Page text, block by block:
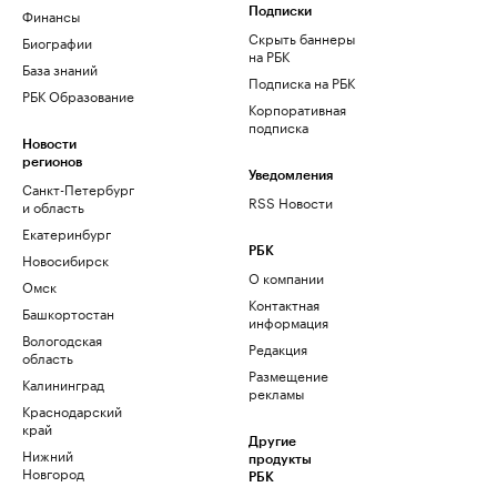
Финансы
Биографии
База знаний
РБК Образование
Новости
регионов
Санкт-Петербург
и область
Екатеринбург
Новосибирск
Омск
Башкортостан
Вологодская
область
Калининград
Краснодарский
край
Нижний
Новгород
Подписки
Скрыть баннеры
на РБК
Подписка на РБК
Корпоративная
подписка
Уведомления
RSS Новости
РБК
О компании
Контактная
информация
Редакция
Размещение
рекламы
Другие
продукты
РБК